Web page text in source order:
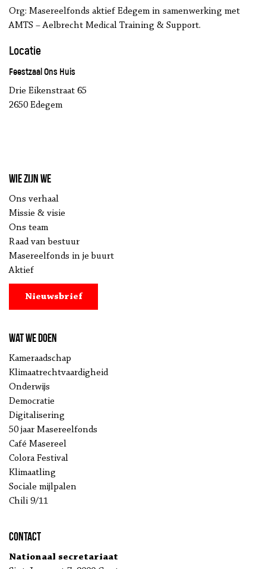
Org: Masereelfonds aktief Edegem in samenwerking met
AMTS – Aelbrecht Medical Training & Support.
Locatie
Feestzaal Ons Huis
Drie Eikenstraat 65
2650 Edegem
Wie zijn we
Ons verhaal
Missie & visie
Ons team
Raad van bestuur
Masereelfonds in je buurt
Aktief
Nieuwsbrief
Wat we doen
Kameraadschap
Klimaatrechtvaardigheid
Onderwijs
Democratie
Digitalisering
50 jaar Masereelfonds
Café Masereel
Colora Festival
Klimaatling
Sociale mijlpalen
Chili 9/11
Contact
Nationaal secretariaat